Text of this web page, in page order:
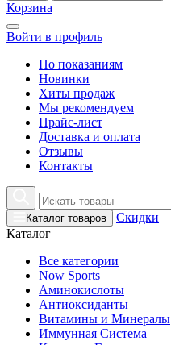
Корзина
Войти в профиль
По показаниям
Новинки
Хиты продаж
Мы рекомендуем
Прайс-лист
Доставка и оплата
Отзывы
Контакты
Каталог товаров
Скидки
Каталог
Все категории
Now Sports
Аминокислоты
Антиоксиданты
Витамины и Минералы
Иммунная Система